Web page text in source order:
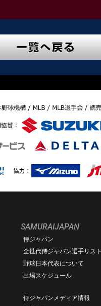
SAMURAIJAPAN
侍ジャパン
全世代侍ジャパン選手リスト
野球日本代表について
出場スケジュール
侍ジャパンメディア情報